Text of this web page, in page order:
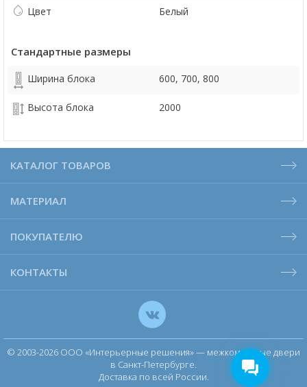
Цвет
Белый
Стандартные размеры
Ширина блока 600, 700, 800
Высота блока 2000
КАТАЛОГ ТОВАРОВ
МАТЕРИАЛ
ПОКУПАТЕЛЮ
КОНТАКТЫ
© 2003-2026 ООО «Интерьерные решения» — межкомнатные двери
в Санкт-Петербурге.
Доставка по всей России.